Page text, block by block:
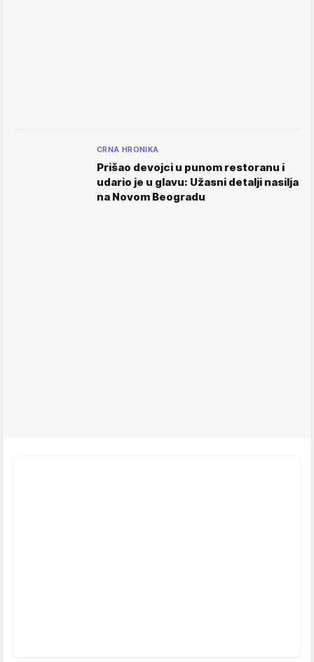
CRNA HRONIKA
Prišao devojci u punom restoranu i
udario je u glavu: Užasni detalji nasilja
na Novom Beogradu